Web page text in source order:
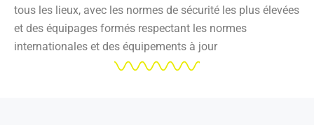
tous les lieux, avec les normes de sécurité les plus élevées
et des équipages formés respectant les normes
internationales et des équipements à jour